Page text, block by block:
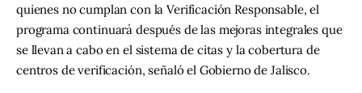
quienes no cumplan con la Verificación Responsable, el
programa continuará después de las mejoras integrales que
se llevan a cabo en el sistema de citas y la cobertura de
centros de verificación, señaló el Gobierno de Jalisco.